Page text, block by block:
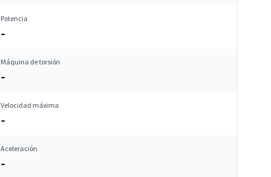
Potencia
–
Máquina de torsión
–
Velocidad máxima
–
Aceleración
–